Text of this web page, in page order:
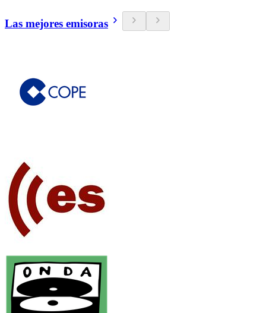
Las mejores emisoras